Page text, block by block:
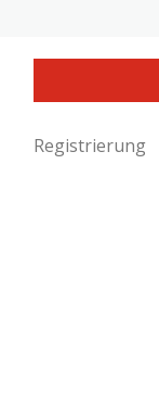
Registrierung